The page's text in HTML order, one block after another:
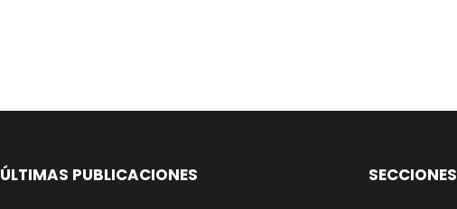
ÚLTIMAS PUBLICACIONES SECCIONES